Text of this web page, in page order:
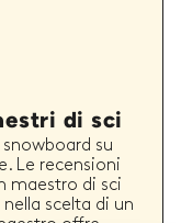
di sci
snowboard su
Le recensioni
maestro di sci
scelta di un